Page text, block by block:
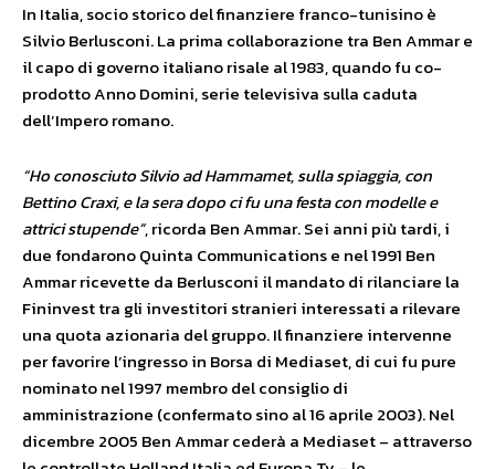
In Italia, socio storico del finanziere franco-tunisino è
Silvio Berlusconi. La prima collaborazione tra Ben Ammar e
il capo di governo italiano risale al 1983, quando fu co-
prodotto Anno Domini, serie televisiva sulla caduta
dell’Impero romano.
“Ho cono­sciuto Silvio ad Hammamet, sulla spiaggia, con
Bettino Craxi, e la sera dopo ci fu una festa con modelle e
attrici stupende”, ricorda Ben Ammar. Sei anni più tardi, i
due fondarono Quinta Communications e nel 1991 Ben
Ammar ricevette da Berlusconi il mandato di rilanciare la
Fininvest tra gli investitori stranieri interessati a rilevare
una quota azionaria del gruppo. Il finanziere intervenne
per favorire l’ingresso in Borsa di Mediaset, di cui fu pure
nominato nel 1997 membro del consiglio di
amministrazione (confermato sino al 16 aprile 2003). Nel
dicembre 2005 Ben Ammar cederà a Mediaset – attraverso